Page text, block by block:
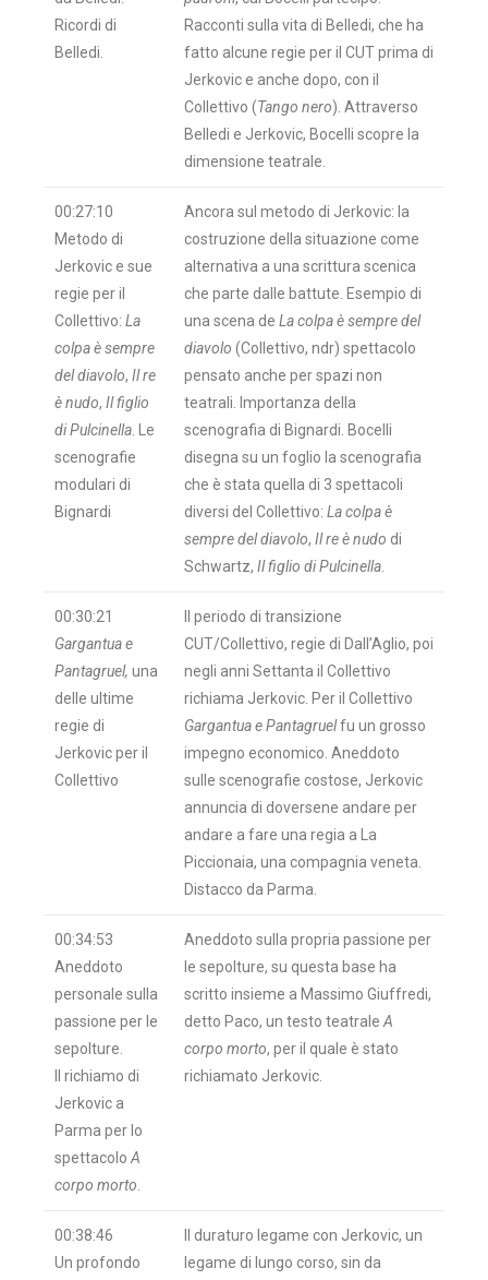
Ricordi di
Belledi.
Racconti sulla vita di Belledi, che ha
fatto alcune regie per il CUT prima di
Jerkovic e anche dopo, con il
Collettivo (Tango nero). Attraverso
Belledi e Jerkovic, Bocelli scopre la
dimensione teatrale.
00:27:10
Metodo di
Jerkovic e sue
regie per il
Collettivo: La
colpa è sempre
del diavolo, Il re
è nudo, Il figlio
di Pulcinella . Le
scenografie
modulari di
Bignardi
Ancora sul metodo di Jerkovic: la
costruzione della situazione come
alternativa a una scrittura scenica
che parte dalle battute. Esempio di
una scena de La colpa è sempre del
diavolo (Collettivo, ndr) spettacolo
pensato anche per spazi non
teatrali. Importanza della
scenografia di Bignardi. Bocelli
disegna su un foglio la scenografia
che è stata quella di 3 spettacoli
diversi del Collettivo: La colpa è
sempre del diavolo, Il re è nudo di
Schwartz, Il figlio di Pulcinella
00:30:21
Gargantua e
Pantagruel, una
delle ultime
regie di
Jerkovic per il
Collettivo
Il periodo di transizione
CUT/Collettivo, regie di Dall’Aglio, poi
negli anni Settanta il Collettivo
richiama Jerkovic. Per il Collettivo
Gargantua e Pantagruelfu un grosso
impegno economico. Aneddoto
sulle scenografie costose, Jerkovic
annuncia di doversene andare per
andare a fare una regia a La
Piccionaia, una compagnia veneta.
Distacco da Parma.
00:34:53
Aneddoto
personale sulla
passione per le
sepolture.
Il richiamo di
Jerkovic a
Parma per lo
spettacolo A
corpo morto
Aneddoto sulla propria passione per
le sepolture, su questa base ha
scritto insieme a Massimo Giuffredi,
detto Paco, un testo teatrale A
corpo morto, per il quale è stato
richiamato Jerkovic.
00:38:46
Un profondo
Il duraturo legame con Jerkovic, un
legame di lungo corso, sin da